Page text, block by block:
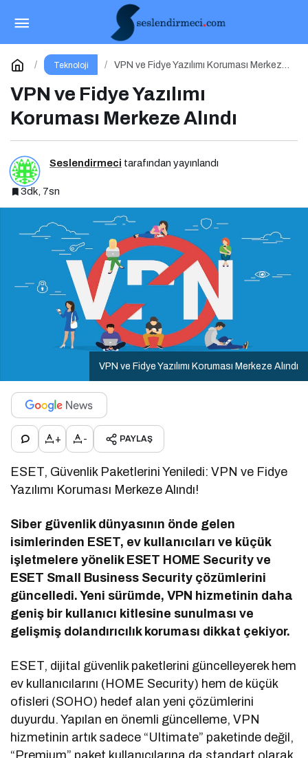
Teknoloji
VPN ve Fidye Yazılımı Koruması Merkeze
VPN ve Fidye Yazılımı
Koruması Merkeze Alındı
Seslendirmeci tarafından yayınlandı
3dk, 7sn
VPN ve Fidye Yazılımı Koruması Merkeze Alındı
+ - PAYLAŞ
ESET, Güvenlik Paketlerini Yeniledi: VPN ve Fidye
Yazılımı Koruması Merkeze Alındı!
Siber güvenlik dünyasının önde gelen
isimlerinden ESET, ev kullanıcıları ve küçük
işletmelere yönelik ESET HOME Security ve
ESET Small Business Security çözümlerini
güncelledi. Yeni sürümde, VPN hizmetinin daha
geniş bir kullanıcı kitlesine sunulması ve
gelişmiş dolandırıcılık koruması dikkat çekiyor.
ESET, dijital güvenlik paketlerini güncelleyerek hem
ev kullanıcılarını (HOME Security) hem de küçük
ofisleri (SOHO) hedef alan yeni çözümlerini
duyurdu. Yapılan en önemli güncelleme, VPN
hizmetinin artık sadece “Ultimate” paketinde değil,
Dijital dünyanın yeni tehdidi: SnakeStealer
Yorum Yap